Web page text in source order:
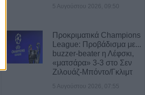
5 Αυγούστου 2026, 09:50
Προκριματικά Champions
League: Προβάδισμα με...
buzzer-beater η Λέφσκι,
«ματσάρα» 3-3 στο Σεν
Ζιλουάζ-Μπόντο/Γκλιμτ
5 Αυγούστου 2026, 07:55